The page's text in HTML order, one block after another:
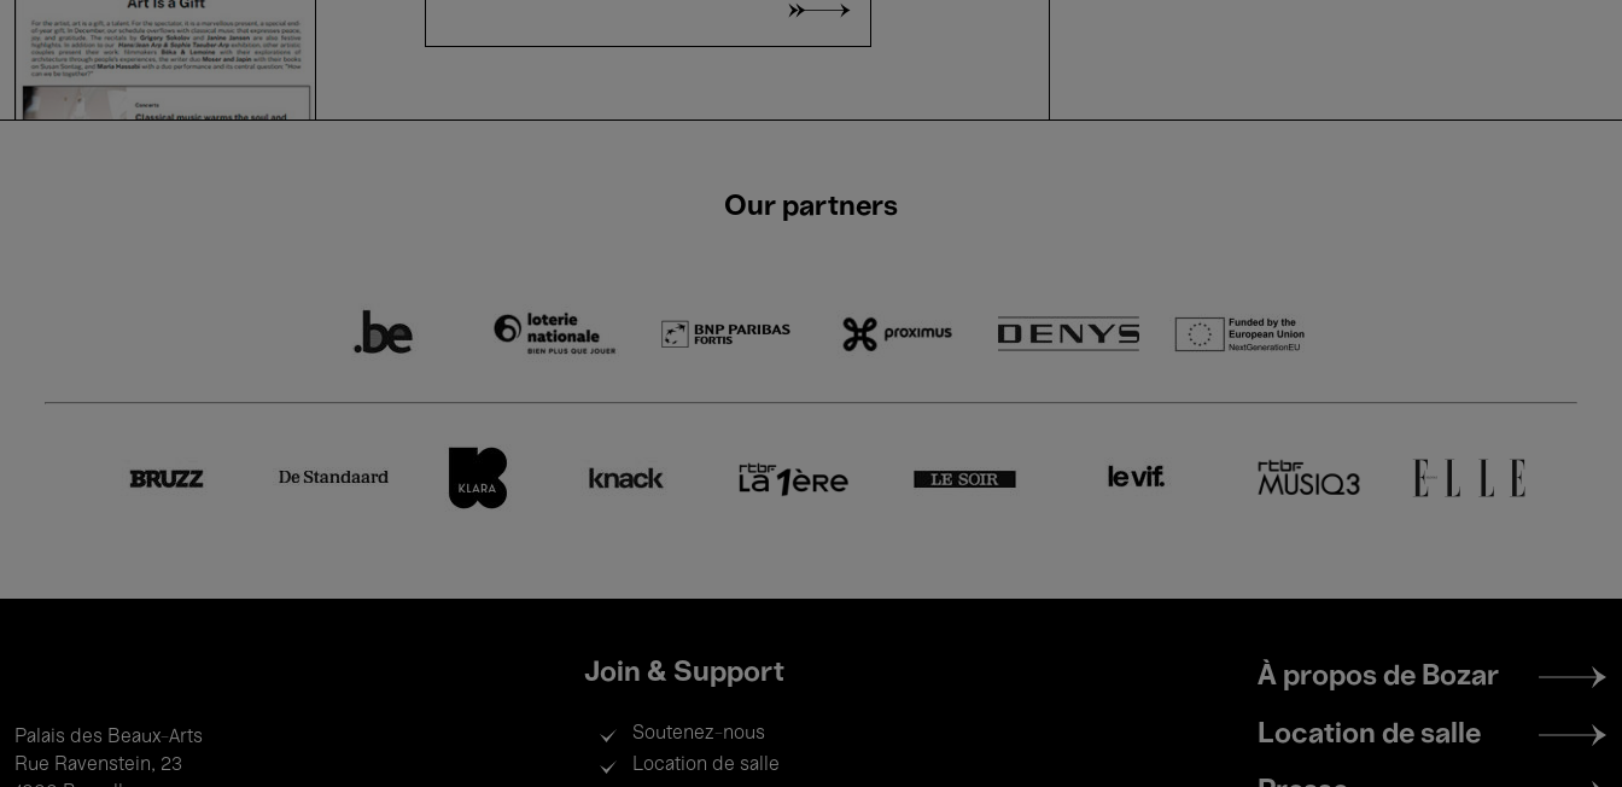
Our partners
Palais des Beaux-Arts
Rue Ravenstein, 23
Join & Support
Soutenez-nous
Location de salle
Footer
menu
À propos de Bozar
Location de salle